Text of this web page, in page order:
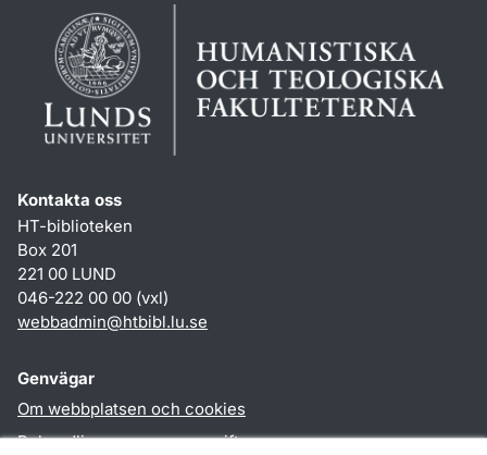
Kontakta oss
HT-biblioteken
Box 201
221 00 LUND
046-222 00 00 (vxl)
webbadmin@htbibl.lu.se
Genvägar
Om webbplatsen och cookies
Behandling av personuppgifter